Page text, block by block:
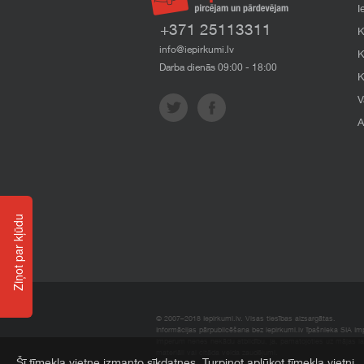
+371 25113311
info@iepirkumi.lv
Darba dienās 09:00 - 18:00
© 2007–2018 Iepirkumi.lv. Visas tiesības aizsargātas.
Informācijas pārpublicēšana bez iepirkumi.lv īpašnieka SIA
Ziņot par kļūdu